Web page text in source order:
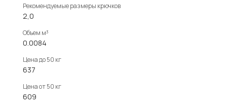
Рекомендуемые размеры крючков
2,0
Объем м³
0.0084
Цена до 50 кг
637
Цена от 50 кг
609